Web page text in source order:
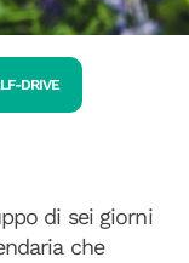
DRIVE
di sei giorni
che